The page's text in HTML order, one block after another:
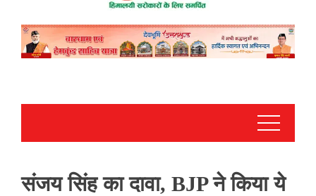
संजय सिंह का दावा, BJP ने किया ये